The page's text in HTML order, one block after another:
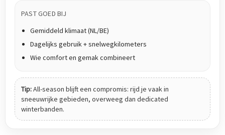
PAST GOED BIJ
Gemiddeld klimaat (NL/BE)
Dagelijks gebruik + snelwegkilometers
Wie comfort en gemak combineert
Tip:All-season blijft een compromis: rijd je vaak in
sneeuwrijke gebieden, overweeg dan dedicated
winterbanden.